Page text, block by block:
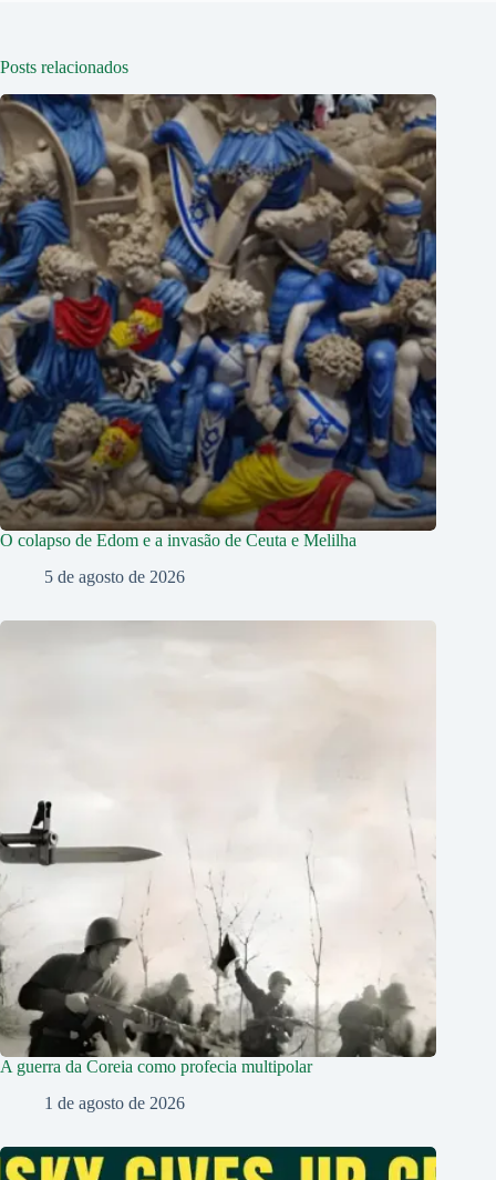
Posts relacionados
O colapso de Edom e a invasão de Ceuta e Melilha
5 de agosto de 2026
A guerra da Coreia como profecia multipolar
1 de agosto de 2026